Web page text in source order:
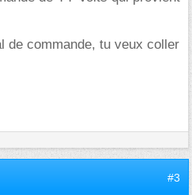
de commande, tu veux coller
#3